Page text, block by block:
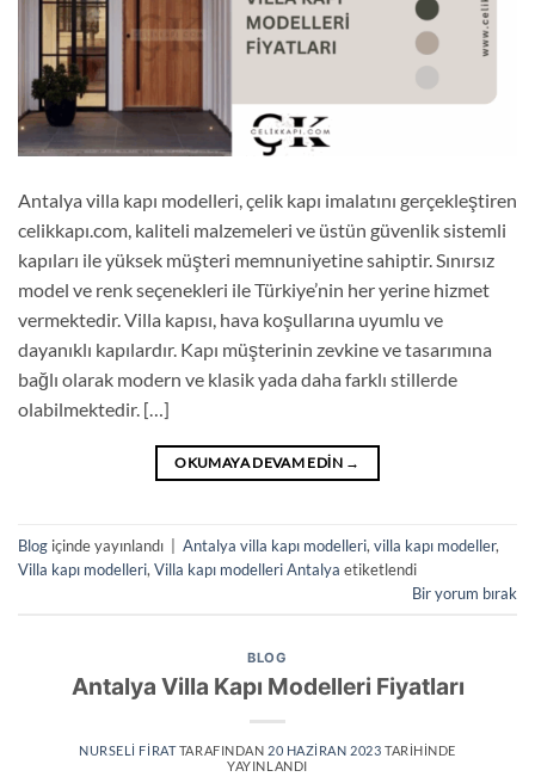
Antalya villa kapı modelleri, çelik kapı imalatını gerçekleştiren
celikkapı.com, kaliteli malzemeleri ve üstün güvenlik sistemli
kapıları ile yüksek müşteri memnuniyetine sahiptir. Sınırsız
model ve renk seçenekleri ile Türkiye’nin her yerine hizmet
vermektedir. Villa kapısı, hava koşullarına uyumlu ve
dayanıklı kapılardır. Kapı müşterinin zevkine ve tasarımına
bağlı olarak modern ve klasik yada daha farklı stillerde
olabilmektedir. […]
OKUMAYA DEVAM EDIN →
Blog içinde yayınlandı Antalya villa kapı modelleri, villa kapı modeller,
Villa kapı modelleri, Villa kapı modelleri Antalya etiketlendi
Bir yorum bırak
BLOG
Antalya Villa Kapı Modelleri Fiyatları
NURSELI FIRATTARAFINDAN 20 HAZIRAN 2023 TARIHINDE
YAYINLANDI